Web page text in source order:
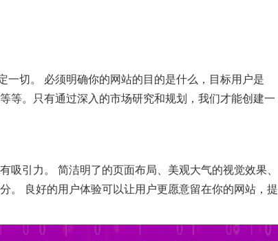
一切。 必须明确你的网站的目的是什么，目标用户是
等。只有通过深入的市场研究和规划，我们才能创建一
吸引力。 简洁明了的页面布局、美观大气的视觉效果、
。 良好的用户体验可以让用户更愿意留在你的网站，提